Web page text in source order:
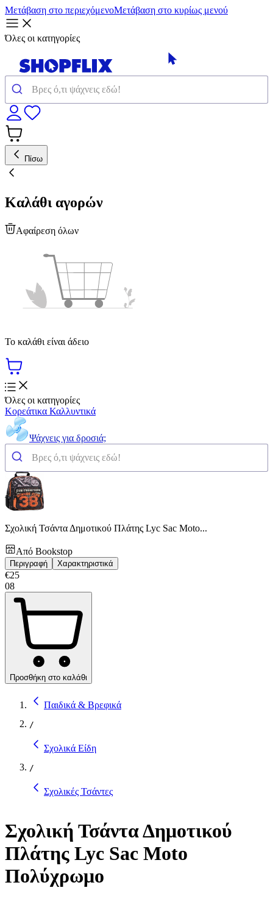
Μετάβαση στο περιεχόμενοΜετάβαση στο κυρίως μενού
Όλες οι κατηγορίες
Πίσω
Καλάθι αγορών
Αφαίρεση όλων
Το καλάθι είναι άδειο
Όλες οι κατηγορίες
Κορεάτικα Καλλυντικά
Ψάχνεις για δροσιά;
Σχολική Τσάντα Δημοτικού Πλάτης Lyc Sac Moto...
Από Bookstop
Περιγραφή Χαρακτηριστικά
€25
08
Προσθήκη στο καλάθι
Παιδικά & Βρεφικά
/
Σχολικά Είδη
/
Σχολικές Τσάντες
Σχολική Τσάντα Δημοτικού
Πλάτης Lyc Sac Moto
Πολύχρωμο